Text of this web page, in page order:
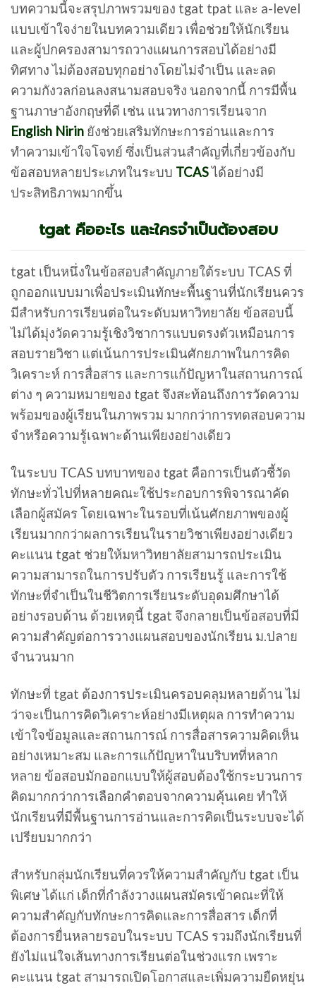
บทความนี้จะสรุปภาพรวมของ tgat tpat และ a-level
แบบเข้าใจง่ายในบทความเดียว เพื่อช่วยให้นักเรียน
และผู้ปกครองสามารถวางแผนการสอบได้อย่างมี
ทิศทาง ไม่ต้องสอบทุกอย่างโดยไม่จำเป็น และลด
ความกังวลก่อนลงสนามสอบจริง นอกจากนี้ การมีพื้น
ฐานภาษาอังกฤษที่ดี เช่น แนวทางการเรียนจาก
English Nirin ยังช่วยเสริมทักษะการอ่านและการ
ทำความเข้าใจโจทย์ ซึ่งเป็นส่วนสำคัญที่เกี่ยวข้องกับ
ข้อสอบหลายประเภทในระบบ TCASได้อย่างมี
ประสิทธิภาพมากขึ้น
tgat คืออะไร และใครจำเป็นต้องสอบ
tgat เป็นหนึ่งในข้อสอบสำคัญภายใต้ระบบ TCAS ที่
ถูกออกแบบมาเพื่อประเมินทักษะพื้นฐานที่นักเรียนควร
มีสำหรับการเรียนต่อในระดับมหาวิทยาลัย ข้อสอบนี้
ไม่ได้มุ่งวัดความรู้เชิงวิชาการแบบตรงตัวเหมือนการ
สอบรายวิชา แต่เน้นการประเมินศักยภาพในการคิด
วิเคราะห์ การสื่อสาร และการแก้ปัญหาในสถานการณ์
ต่าง ๆ ความหมายของ tgat จึงสะท้อนถึงการวัดความ
พร้อมของผู้เรียนในภาพรวม มากกว่าการทดสอบความ
จำหรือความรู้เฉพาะด้านเพียงอย่างเดียว
ในระบบ TCAS บทบาทของ tgat คือการเป็นตัวชี้วัด
ทักษะทั่วไปที่หลายคณะใช้ประกอบการพิจารณาคัด
เลือกผู้สมัคร โดยเฉพาะในรอบที่เน้นศักยภาพของผู้
เรียนมากกว่าผลการเรียนในรายวิชาเพียงอย่างเดียว
คะแนน tgat ช่วยให้มหาวิทยาลัยสามารถประเมิน
ความสามารถในการปรับตัว การเรียนรู้ และการใช้
ทักษะที่จำเป็นในชีวิตการเรียนระดับอุดมศึกษาได้
อย่างรอบด้าน ด้วยเหตุนี้ tgat จึงกลายเป็นข้อสอบที่มี
ความสำคัญต่อการวางแผนสอบของนักเรียน ม.ปลาย
จำนวนมาก
ทักษะที่ tgat ต้องการประเมินครอบคลุมหลายด้าน ไม่
ว่าจะเป็นการคิดวิเคราะห์อย่างมีเหตุผล การทำความ
เข้าใจข้อมูลและสถานการณ์ การสื่อสารความคิดเห็น
อย่างเหมาะสม และการแก้ปัญหาในบริบทที่หลาก
หลาย ข้อสอบมักออกแบบให้ผู้สอบต้องใช้กระบวนการ
คิดมากกว่าการเลือกคำตอบจากความคุ้นเคย ทำให้
นักเรียนที่มีพื้นฐานการอ่านและการคิดเป็นระบบจะได้
เปรียบมากกว่า
สำหรับกลุ่มนักเรียนที่ควรให้ความสำคัญกับ tgat เป็น
พิเศษ ได้แก่ เด็กที่กำลังวางแผนสมัครเข้าคณะที่ให้
ความสำคัญกับทักษะการคิดและการสื่อสาร เด็กที่
ต้องการยื่นหลายรอบในระบบ TCAS รวมถึงนักเรียนที่
ยังไม่แน่ใจเส้นทางการเรียนต่อในช่วงแรก เพราะ
คะแนน tgat สามารถเปิดโอกาสและเพิ่มความยืดหยุ่น